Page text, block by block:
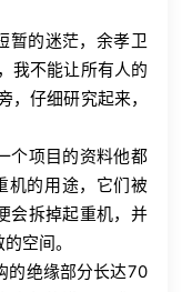
暂的迷茫，余孝卫
我不能让所有人的
，仔细研究起来，
个项目的资料他都
机的用途，它们被
会拆掉起重机，并
空间。
的绝缘部分长达70